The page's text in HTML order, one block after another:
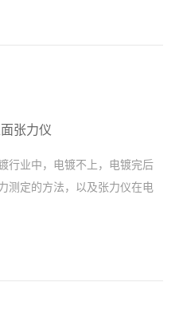
张力仪
行业中，电镀不上，电镀完后
测定的方法，以及张力仪在电